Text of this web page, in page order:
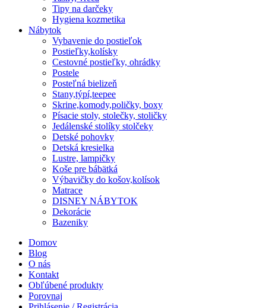
Tipy na darčeky
Hygiena kozmetika
Nábytok
Vybavenie do postieľok
Postieľky,kolísky
Cestovné postieľky, ohrádky
Postele
Posteľná bielizeň
Stany,týpí,teepee
Skrine,komody,poličky, boxy
Písacie stoly, stolečky, stoličky
Jedálenské stolíky stolčeky
Detské pohovky
Detská kresielka
Lustre, lampičky
Koše pre bábätká
Výbavičky do košov,kolísok
Matrace
DISNEY NÁBYTOK
Dekorácie
Bazeniky
Domov
Blog
O nás
Kontakt
Obľúbené produkty
Porovnaj